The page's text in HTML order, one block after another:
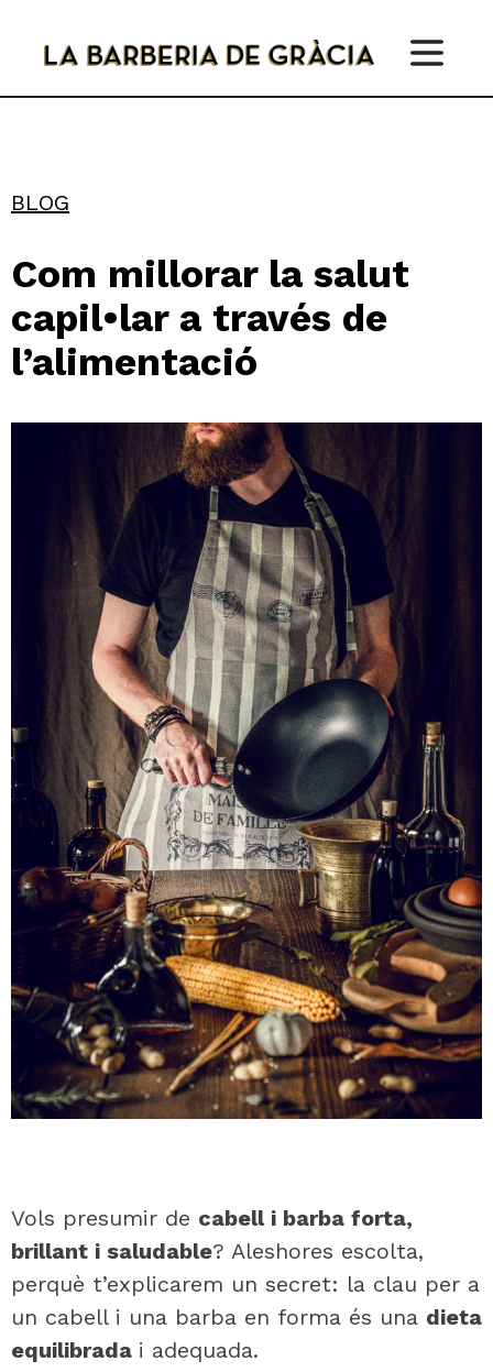
content
BLOG
Com millorar la salut
capil•lar a través de
l’alimentació
Vols presumir de cabell i barba forta,
brillant i saludable? Aleshores escolta,
perquè t’explicarem un secret: la clau per a
un cabell i una barba en forma és una dieta
equilibrada i adequada.